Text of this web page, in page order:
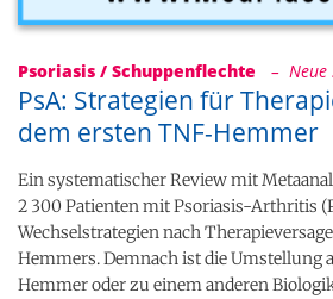
Psoriasis / Schuppenflechte – Neue
PsA: Strategien für
dem ersten TNF-Hemmer
Ein systematischer Review mit
2 300 Patienten mit Psoriasis-Arthritis
Wechselstrategien nach
Hemmers. Demnach ist die Umstellung
Hemmer oder zu einem anderen